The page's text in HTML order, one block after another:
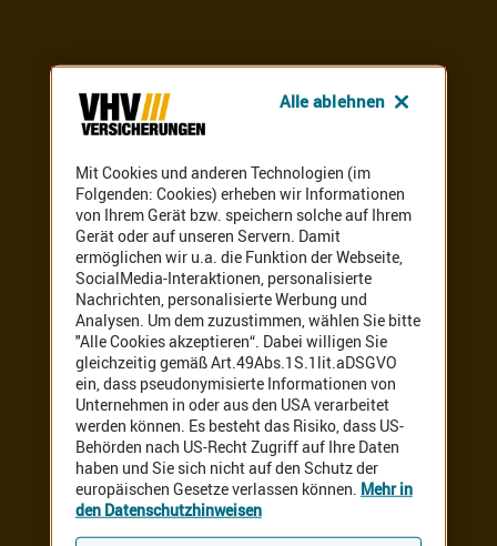
Mit Cookies und anderen Technologien (im
Folgenden: Cookies) erheben wir Informationen
von Ihrem Gerät bzw. speichern solche auf Ihrem
Gerät oder auf unseren Servern. Damit
ermöglichen wir u.a. die Funktion der Webseite,
SocialMedia-Interaktionen, personalisierte
Nachrichten, personalisierte Werbung und
Analysen. Um dem zuzustimmen, wählen Sie bitte
"Alle Cookies akzeptieren“. Dabei willigen Sie
gleichzeitig gemäß Art.49Abs.1S.1lit.aDSGVO
ein, dass pseudonymisierte Informationen von
Unternehmen in oder aus den USA verarbeitet
werden können. Es besteht das Risiko, dass US-
Behörden nach US-Recht Zugriff auf Ihre Daten
haben und Sie sich nicht auf den Schutz der
europäischen Gesetze verlassen können. Mehr in
den Datenschutzhinweisen
Alle ablehnen